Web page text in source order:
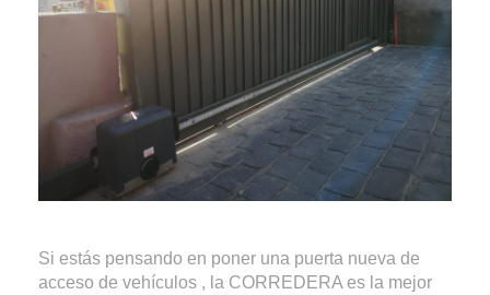
Si estás pensando en poner una puerta nueva de
acceso de vehículos , la CORREDERA es la mejor